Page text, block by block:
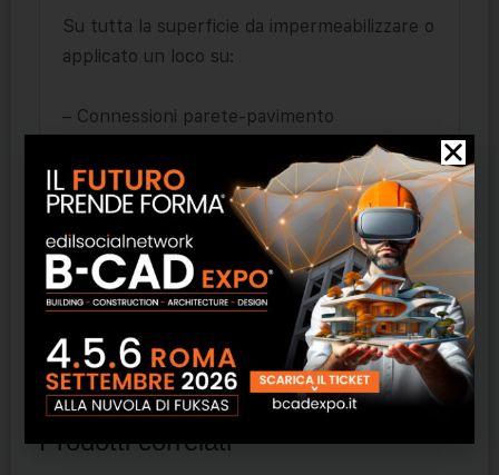
Su tutta la superficie da impermeabilizzare o
applicato un loco su:
– Connessioni parete-pavimento
– Intorno agli scarichi dei tubi e ai comignoli
– Lucernari e unità di aria condizionata
– Tubi di scarico acqua (sifoni)
– Angoli a 90°
– All’interno di giunti di deformazione e su
Prodotti correlati